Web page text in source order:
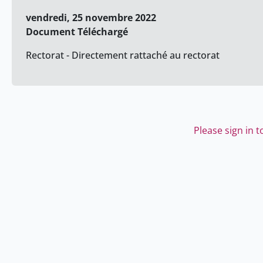
vendredi, 25 novembre 2022
Document Téléchargé
Rectorat - Directement rattaché au rectorat
Please sign in